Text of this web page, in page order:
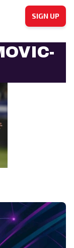
SIGN UP